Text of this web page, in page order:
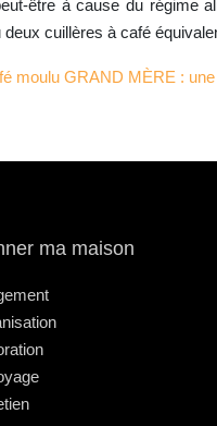
être à cause du régime
cuillères à café
moulu GRAND MÈRE :
ma maison